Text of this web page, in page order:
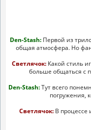
Den-Stash: Первой из
общая атмосфера. Но
Светлячок:Какой стиль
больше общаться с
Den-Stash:Тут всего
погружения,
Светлячок:В процессе